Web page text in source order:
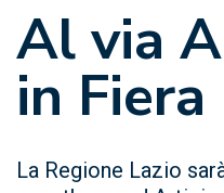
Al via
in
La Regione Lazio